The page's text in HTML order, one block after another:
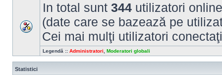
In total sunt 344 utilizatori
(date care se bazează pe
Cei mai mulţi utilizatori
Legendă :: Administratori Moderatori globali
Statistici